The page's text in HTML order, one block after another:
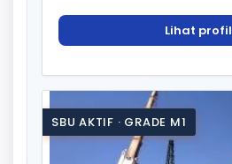
Lihat profil
SBU AKTIF · GRADE M1